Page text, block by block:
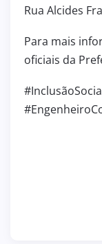
Rua Alcides
Para mais
oficiais da